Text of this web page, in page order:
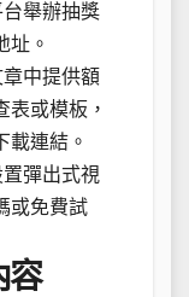
舉辦抽獎
址。
中提供額
表或模板，
載連結。
彈出式視
或免費試
容